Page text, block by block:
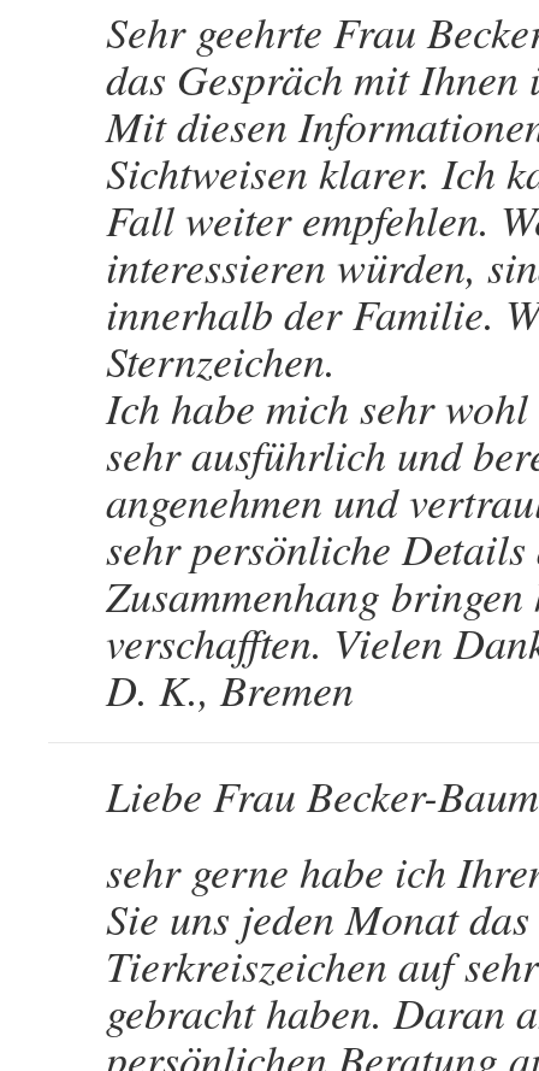
Sehr geehrte Frau
das Gespräch mit
Mit diesen
Sichtweisen klarer. Ich
Fall weiter empfehlen.
interessieren würden,
innerhalb der Familie.
Sternzeichen.
Ich habe mich sehr
sehr ausführlich und
angenehmen und
sehr persönliche
Zusammenhang
verschafften. Vielen
D. K., Bremen
Liebe Frau Becker-
sehr gerne habe ich
Sie uns jeden Monat
Tierkreiszeichen auf
gebracht haben. Daran
persönlichen Beratung